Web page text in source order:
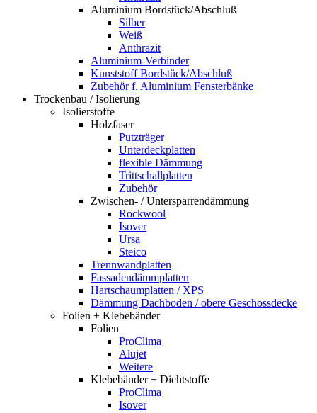
Aluminium Bordstück/Abschluß
Silber
Weiß
Anthrazit
Aluminium-Verbinder
Kunststoff Bordstück/Abschluß
Zubehör f. Aluminium Fensterbänke
Trockenbau / Isolierung
Isolierstoffe
Holzfaser
Putzträger
Unterdeckplatten
flexible Dämmung
Trittschallplatten
Zubehör
Zwischen- / Untersparrendämmung
Rockwool
Isover
Ursa
Steico
Trennwandplatten
Fassadendämmplatten
Hartschaumplatten / XPS
Dämmung Dachboden / obere Geschossdecke
Folien + Klebebänder
Folien
ProClima
Alujet
Weitere
Klebebänder + Dichtstoffe
ProClima
Isover